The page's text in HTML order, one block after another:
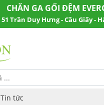
CHĂN GA GỐI ĐỆM
51 Trần Duy Hưng - Cầu Giấy -
Tin tức